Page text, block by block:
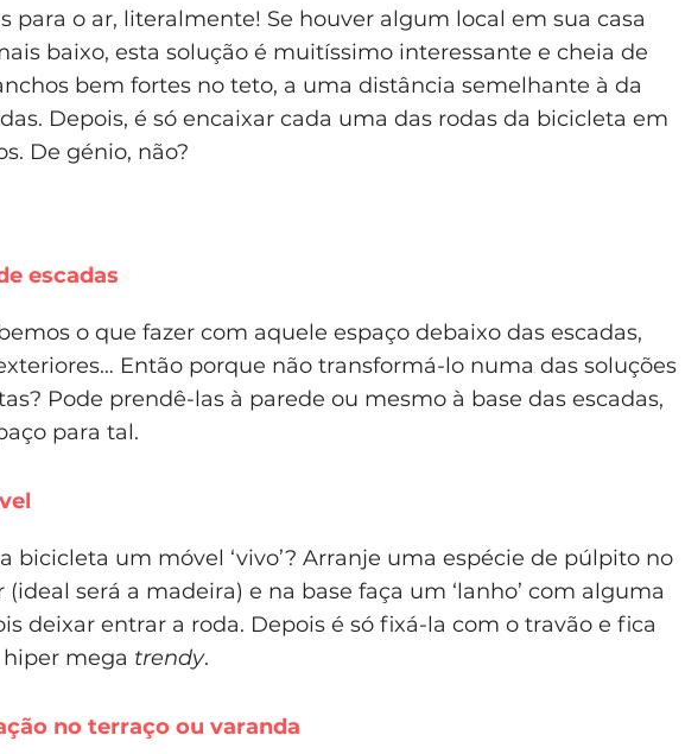
para o ar, literalmente! Se houver algum local em sua casa
baixo, esta solução é muitíssimo interessante e cheia de
bem fortes no teto, a uma distância semelhante à da
Depois, é só encaixar cada uma das rodas da bicicleta em
De génio, não?
escadas
o que fazer com aquele espaço debaixo das escadas,
Então porque não transformá-lo numa das soluções
Pode prendê-las à parede ou mesmo à base das escadas,
para tal.
bicicleta um móvel ‘vivo’? Arranje uma espécie de púlpito no
será a madeira) e na base faça um ‘lanho’ com alguma
deixar entrar a roda. Depois é só fixá-la com o travão e fica
mega trendy.
no terraço ou varanda